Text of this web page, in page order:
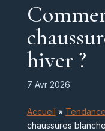
hiver ?
7 Avr 2026
Accueil »
chaussures